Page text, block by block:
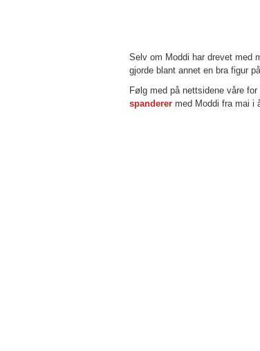
Selv om Moddi har drevet med
gjorde blant annet en bra figur
Følg med på nettsidene våre
spanderer med Moddi fra mai i